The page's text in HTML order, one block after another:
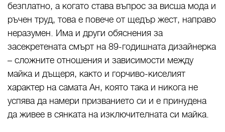
безплатно, а когато става въпрос за висша мода и
ръчен труд, това е повече от щедър жест, направо
неразумен. Има и други обяснения за
засекретената смърт на 89-годишната дизайнерка
– сложните отношения и зависимости между
майка и дъщеря, както и горчиво-киселият
характер на самата Ан, която така и никога не
успява да намери призванието си и е принудена
да живее в сянката на изключителната си майка.